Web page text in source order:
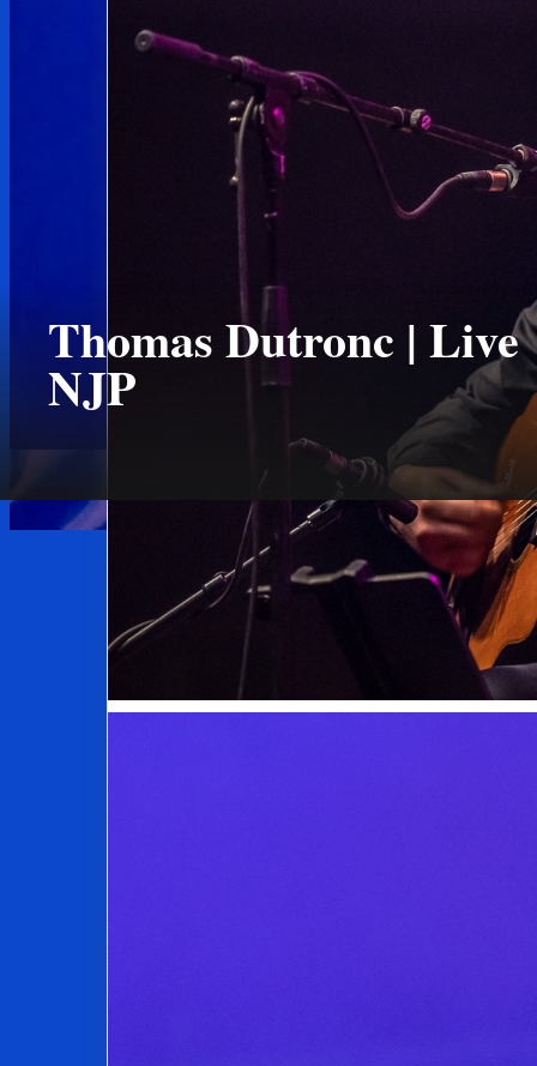
Thomas Dutronc | Live
NJP